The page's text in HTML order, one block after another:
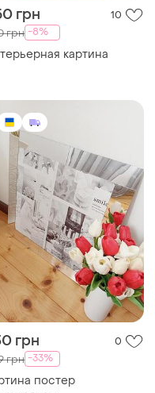
грн 0
грн -33%
постер